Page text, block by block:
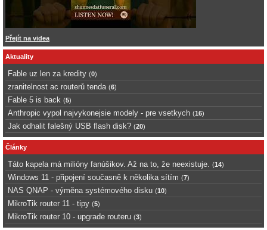
Přejít na videa
Aktuality
Fable uz len za kredity (0)
zranitelnost ac routerů tenda (6)
Fable 5 is back (5)
Anthropic vypol najvykonejsie modely - pre vsetkych (16)
Jak odhalit falešný USB flash disk? (20)
Články
Táto kapela má milióny fanúšikov. Až na to, že neexistuje. (14)
Windows 11 - připojení současně k několika sítím (7)
NAS QNAP - výměna systémového disku (10)
MikroTik router 11 - tipy (5)
MikroTik router 10 - upgrade routeru (3)